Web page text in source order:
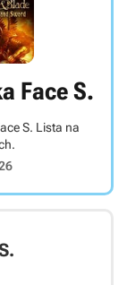
Face S.
S. Lista na